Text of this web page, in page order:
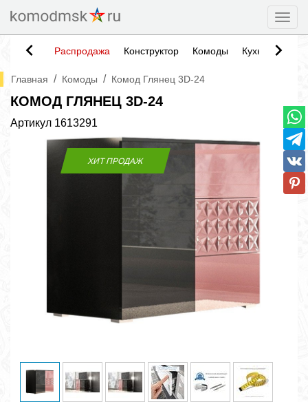
Распродажа Конструктор Комоды Кухни
Главная / Комоды / Комод Глянец 3D-24
КОМОД ГЛЯНЕЦ 3D-24
Артикул 1613291
ХИТ ПРОДАЖ